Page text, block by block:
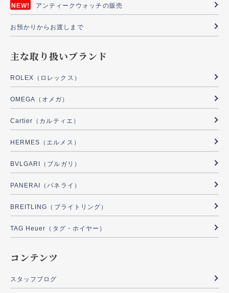
アンティークウォッチの販売
お預かりからお渡しまで
主な取り扱いブランド
ROLEX（ロレックス）
OMEGA（オメガ）
Cartier（カルティエ）
HERMES（エルメス）
BVLGARI（ブルガリ）
PANERAI（パネライ）
BREITLING（ブライトリング）
TAG Heuer（タグ・ホイヤー）
コンテンツ
スタッフブログ